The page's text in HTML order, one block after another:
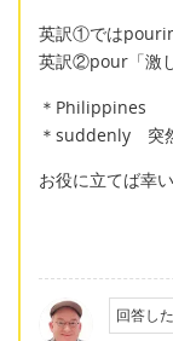
英訳①では
英訳②pour「激
＊Philippines
＊suddenly 突
お役に立てば幸い
回答し